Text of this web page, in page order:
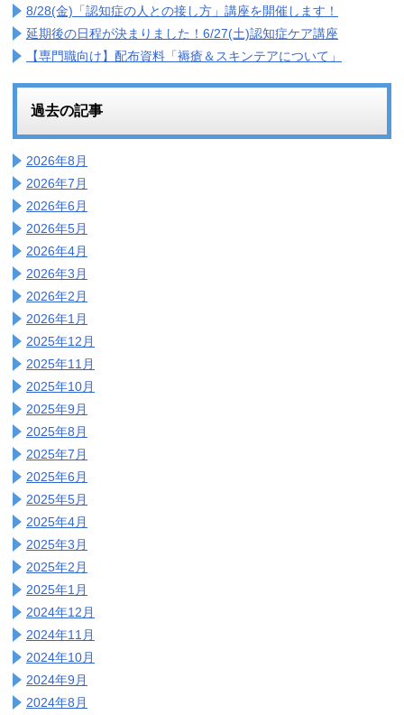
8/28(金)「認知症の人との接し方」講座を開催します！
延期後の日程が決まりました！6/27(土)認知症ケア講座
【専門職向け】配布資料「褥瘡＆スキンテアについて」
過去の記事
2026年8月
2026年7月
2026年6月
2026年5月
2026年4月
2026年3月
2026年2月
2026年1月
2025年12月
2025年11月
2025年10月
2025年9月
2025年8月
2025年7月
2025年6月
2025年5月
2025年4月
2025年3月
2025年2月
2025年1月
2024年12月
2024年11月
2024年10月
2024年9月
2024年8月